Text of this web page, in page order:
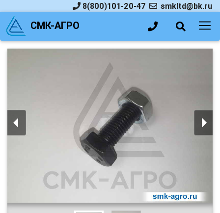
8(800)101-20-47 smkltd@bk.ru
СМК-АГРО